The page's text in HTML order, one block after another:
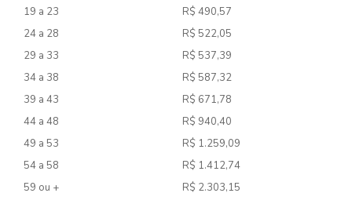
19 a 23
R$ 490,57
24 a 28
R$ 522,05
29 a 33
R$ 537,39
34 a 38
R$ 587,32
39 a 43
R$ 671,78
44 a 48
R$ 940,40
49 a 53
R$ 1.259,09
54 a 58
R$ 1.412,74
59 ou +
R$ 2.303,15